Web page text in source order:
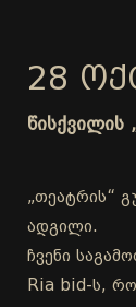
28
„თეატრის“
ადგილი.
ჩვენი
Ria bid-ს,